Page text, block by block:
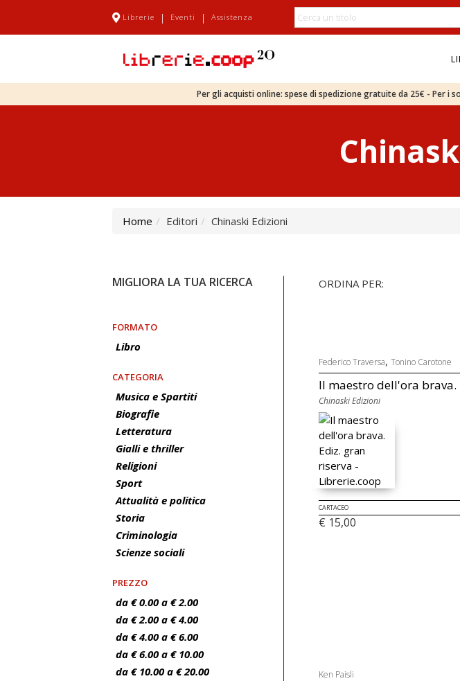
Librerie | Eventi | Assistenza
Per gli acquisti online: spese di spedizione gratuite da 25€ - Per i
Home Editori Chinaski Edizioni
MIGLIORA LA TUA RICERCA
FORMATO
Libro
CATEGORIA
Musica e Spartiti
Biografie
Letteratura
Gialli e thriller
Religioni
Sport
Attualità e politica
Storia
Criminologia
Scienze sociali
PREZZO
da € 0.00 a € 2.00
da € 2.00 a € 4.00
da € 4.00 a € 6.00
da € 6.00 a € 10.00
da € 10.00 a € 20.00
ORDINA PER:
Federico Traversa, Tonino Carotone
Il maestro dell'ora brava.
Chinaski Edizioni
CARTACEO
€ 15,00
Ken Paisli